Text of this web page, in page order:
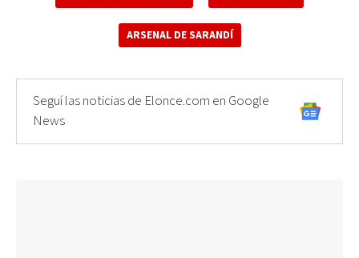
ARSENAL DE SARANDÍ
Seguí las noticias de Elonce.com en Google
News